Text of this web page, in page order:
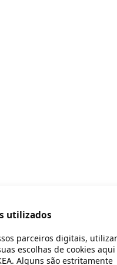
utilizados
parceiros digitais,
escolhas de cookies aqui
Alguns são estritamente